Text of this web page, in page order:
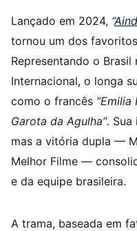
Lançado em 2024, “
tornou um dos
Representando o
Internacional, o longa
como o francês “Emilia
Garota da Agulha”. Sua
mas a vitória dupla —
Melhor Filme —
e da equipe brasileira.
A trama, baseada em